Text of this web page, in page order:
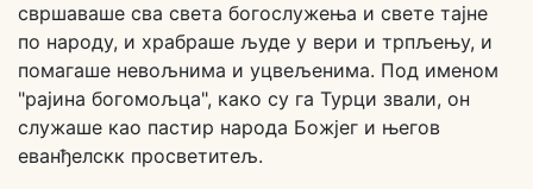
свршаваше сва света богослужења и свете тајне
по народу, и храбраше људе у вери и трпљењу, и
помагаше невољнима и уцвељенима. Под именом
"рајина богомољца", како су га Турци звали, он
служаше као пастир народа Божјег и његов
еванђелскк просветитељ.